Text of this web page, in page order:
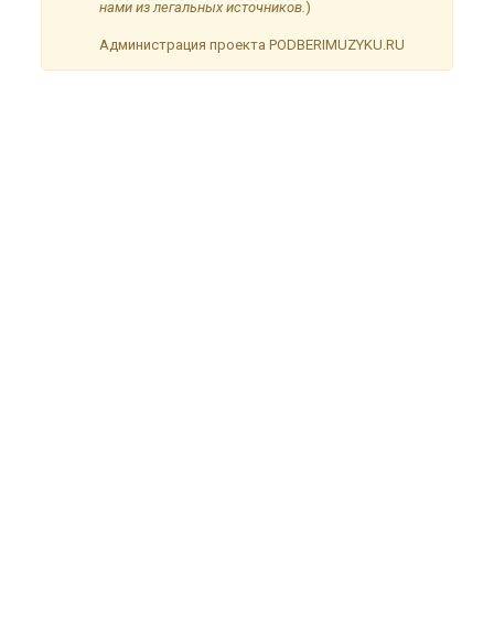
нами из легальных источников.)
Администрация проекта PODBERIMUZYKU.RU